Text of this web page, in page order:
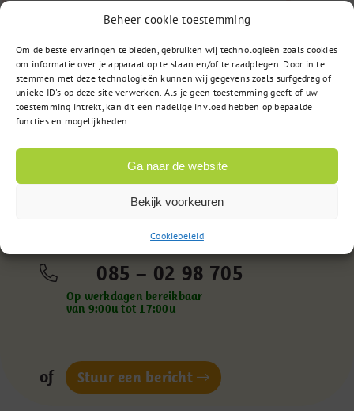
Beheer cookie toestemming
Om de beste ervaringen te bieden, gebruiken wij technologieën zoals cookies
om informatie over je apparaat op te slaan en/of te raadplegen. Door in te
stemmen met deze technologieën kunnen wij gegevens zoals surfgedrag of
unieke ID's op deze site verwerken. Als je geen toestemming geeft of uw
toestemming intrekt, kan dit een nadelige invloed hebben op bepaalde
functies en mogelijkheden.
Ga naar de website
Bekijk voorkeuren
Cookiebeleid
085 – 02 98 705
Op werkdagen bereikbaar
van 9:00u tot 17:00u
of Stuur een bericht